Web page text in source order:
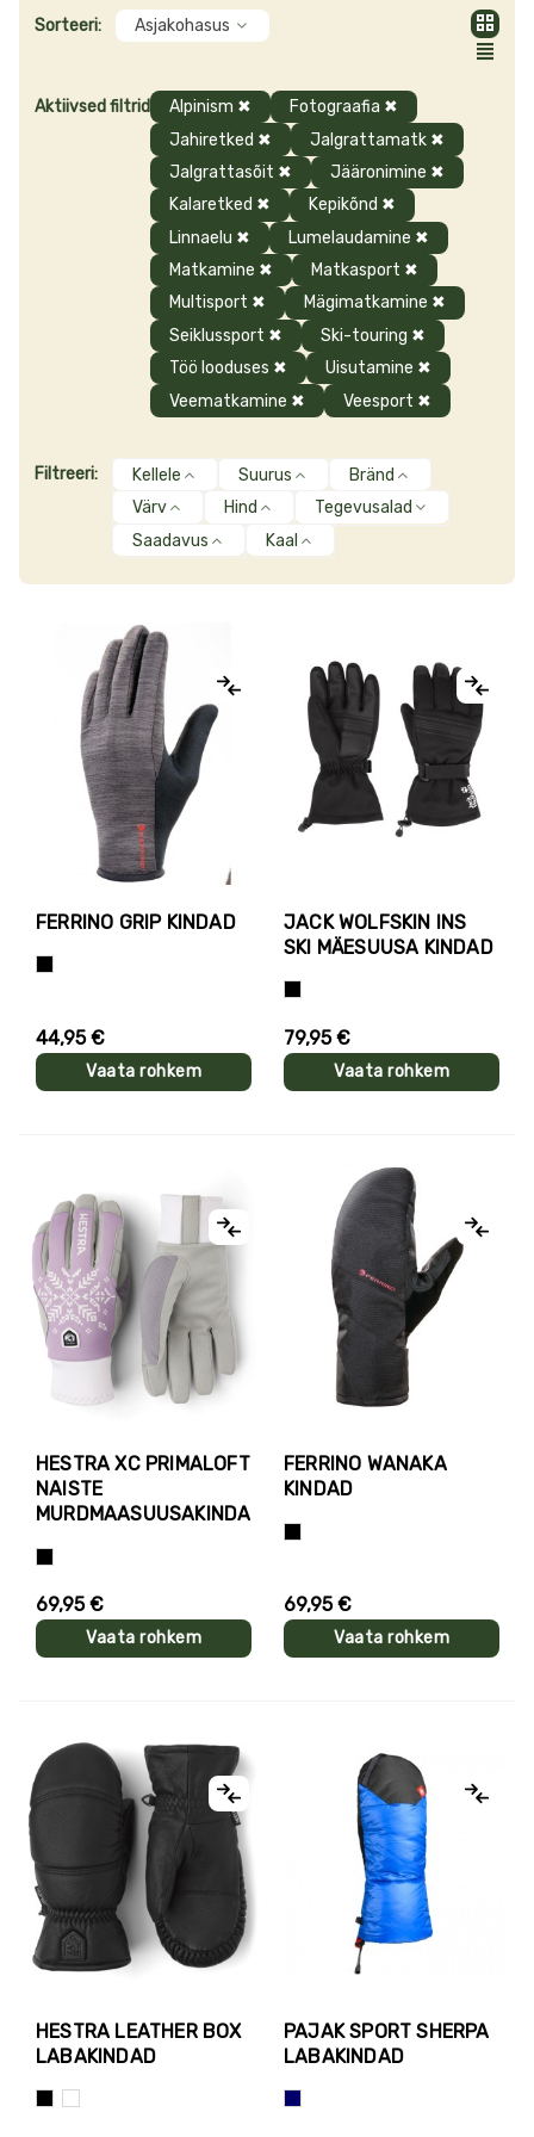
suusakindad, sulekindad,
rattakindad, matkakindad, ronimiskindad,
neopreenkindad veespordi harrastajatele ja palju muud. Esindatud
Pajak Sport, TrollKids ja Vaude. Tutvu kinnaste valikuga ja küsi
julgelt nõu!
Aktiivsed filtrid Alpinism ✖ Fotograafia ✖
Jahiretked ✖ Jalgrattamatk ✖
Jalgrattasõit ✖ Jääronimine ✖
Kalaretked ✖ Kepikõnd ✖
Linnaelu ✖ Lumelaudamine ✖
Matkamine ✖ Matkasport ✖
Multisport ✖ Mägimatkamine ✖
Seiklussport ✖ Ski-touring ✖
Töö looduses ✖ Uisutamine ✖
Veematkamine ✖ Veesport ✖
Sorteeri: Asjakohasus
Filtreeri: Kellele Suurus
Bränd
Värv
Hind
Tegevusalad
Saadavus
Kaal
FERRINO GRIP KINDAD
44,95 €
Vaata rohkem
JACK WOLFSKIN INS
SKI MÄESUUSA KINDAD
79,95 €
Vaata rohkem
HESTRA XC PRIMALOFT
NAISTE
MURDMAASUUSAKINDAD
69,95 €
Vaata rohkem
FERRINO WANAKA
KINDAD
69,95 €
Vaata rohkem
HESTRA LEATHER BOX
LABAKINDAD
PAJAK SPORT SHERPA
LABAKINDAD